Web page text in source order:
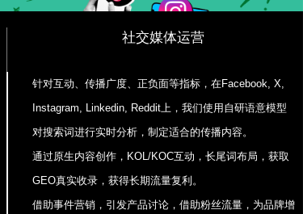
社交媒体运营
针对互动、传播广度、正负面等指标，在Facebook, X,
Instagram, Linkedin, Reddit上，我们使用自研语意模型
对搜索词进行实时分析，制定适合的传播内容。
通过原生内容创作，KOL/KOC互动，长尾词布局，获取
GEO真实收录，获得长期流量复利。
借助事件营销，引发产品讨论，借助粉丝流量，为品牌增